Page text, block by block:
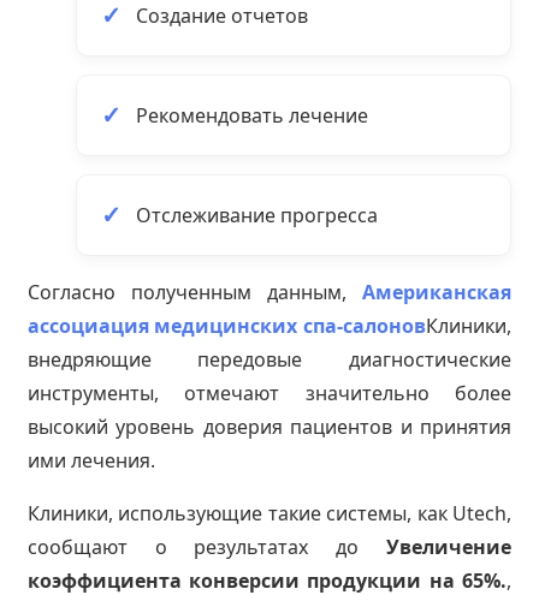
Создание отчетов
Рекомендовать лечение
Отслеживание прогресса
Согласно полученным данным,Американская
ассоциация медицинских спа-салоновКлиники,
внедряющие передовые диагностические
инструменты, отмечают значительно более
высокий уровень доверия пациентов и принятия
ими лечения.
Клиники, использующие такие системы, как Utech,
сообщают о результатах доУвеличение
коэффициента конверсии продукции на 65%.,